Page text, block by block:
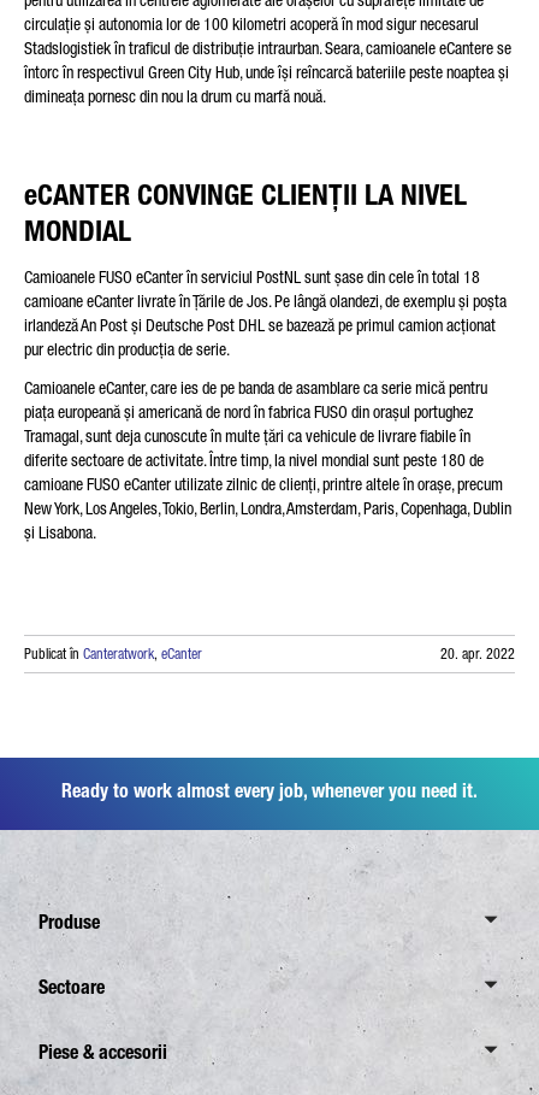
circulație și autonomia lor de 100 kilometri acoperă în mod sigur necesarul
Stadslogistiek în traficul de distribuție intraurban. Seara, camioanele eCantere se
întorc în respectivul Green City Hub, unde își reîncarcă bateriile peste noaptea și
dimineața pornesc din nou la drum cu marfă nouă.
eCANTER CONVINGE CLIENȚII LA NIVEL
MONDIAL
Camioanele FUSO eCanter în serviciul PostNL sunt șase din cele în total 18
camioane eCanter livrate în Țările de Jos. Pe lângă olandezi, de exemplu și poșta
irlandeză An Post și Deutsche Post DHL se bazează pe primul camion acționat
pur electric din producția de serie.
Camioanele eCanter, care ies de pe banda de asamblare ca serie mică pentru
piața europeană și americană de nord în fabrica FUSO din orașul portughez
Tramagal, sunt deja cunoscute în multe țări ca vehicule de livrare fiabile în
diferite sectoare de activitate. Între timp, la nivel mondial sunt peste 180 de
camioane FUSO eCanter utilizate zilnic de clienți, printre altele în orașe, precum
New York, Los Angeles, Tokio, Berlin, Londra, Amsterdam, Paris, Copenhaga, Dublin
și Lisabona.
Publicat în Canteratwork, eCanter 20. apr. 2022
Ready to work almost every job, whenever you need it.
Produse
Prezentare generală Canter
7,5 tone
Sectoare
Prezentare generală a sectoarelor
Piese & accesorii